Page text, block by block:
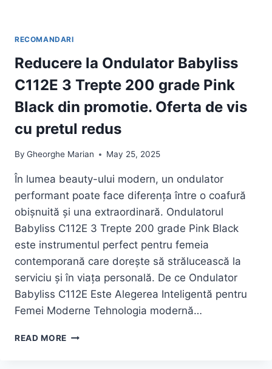
RECOMANDARI
Reducere la Ondulator Babyliss
C112E 3 Trepte 200 grade Pink
Black din promotie. Oferta de vis
cu pretul redus
By Gheorghe Marian May 25, 2025
În lumea beauty-ului modern, un ondulator
performant poate face diferența între o coafură
obișnuită și una extraordinară. Ondulatorul
Babyliss C112E 3 Trepte 200 grade Pink Black
este instrumentul perfect pentru femeia
contemporană care dorește să strălucească la
serviciu și în viața personală. De ce Ondulator
Babyliss C112E Este Alegerea Inteligentă pentru
Femei Moderne Tehnologia modernă…
READ MORE REDUCERE